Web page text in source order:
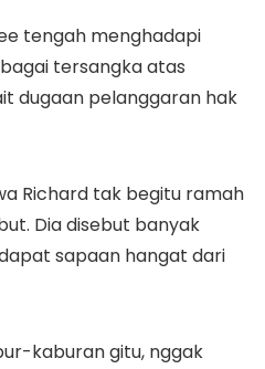
tengah menghadapi
tersangka atas
dugaan pelanggaran hak
Richard tak begitu ramah
Dia disebut banyak
sapaan hangat dari
kaburan gitu, nggak